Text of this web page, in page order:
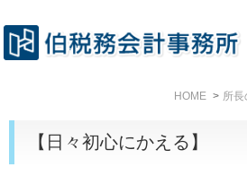
HOME 所長
【日々初心にかえる】